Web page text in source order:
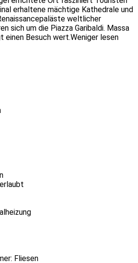
erhaltene mächtige Kathedrale und
weltlicher
sich um die Piazza Garibaldi. Massa
einen Besuch wert.Weniger lesen
Fliesen